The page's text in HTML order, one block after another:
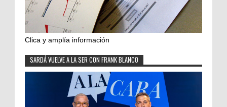
Clica y amplía información
SARDÁ VUELVE A LA SER CON FRANK BLANCO